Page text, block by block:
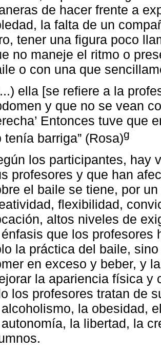
de hacer frente a
la falta de un
tener una figura poco
no maneje el ritmo o
o con una que
ella [se refiere a la
y que no se vean
Entonces tuve que
tenía barriga” (Rosa)g
los participantes, hay
profesores y que han
el baile se tiene, por
flexibilidad,
altos niveles de
que los profesores
la práctica del baile,
en exceso y beber, y
la apariencia física y
los profesores tratan de
la obesidad,
la libertad, la